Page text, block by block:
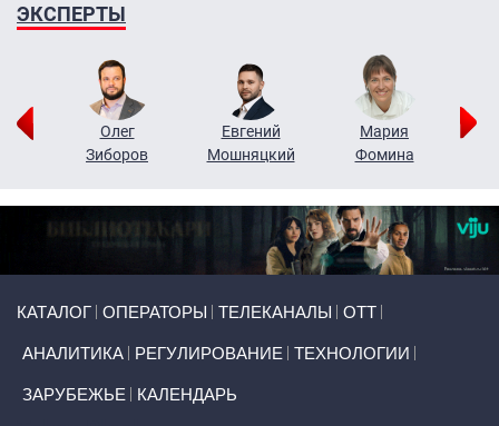
ЭКСПЕРТЫ
Олег
Зиборов
Евгений
Мошняцкий
Мария
Фомина
КАТАЛОГ ОПЕРАТОРЫ ТЕЛЕКАНАЛЫ ОТТ
АНАЛИТИКА РЕГУЛИРОВАНИЕ ТЕХНОЛОГИИ
ЗАРУБЕЖЬЕ КАЛЕНДАРЬ